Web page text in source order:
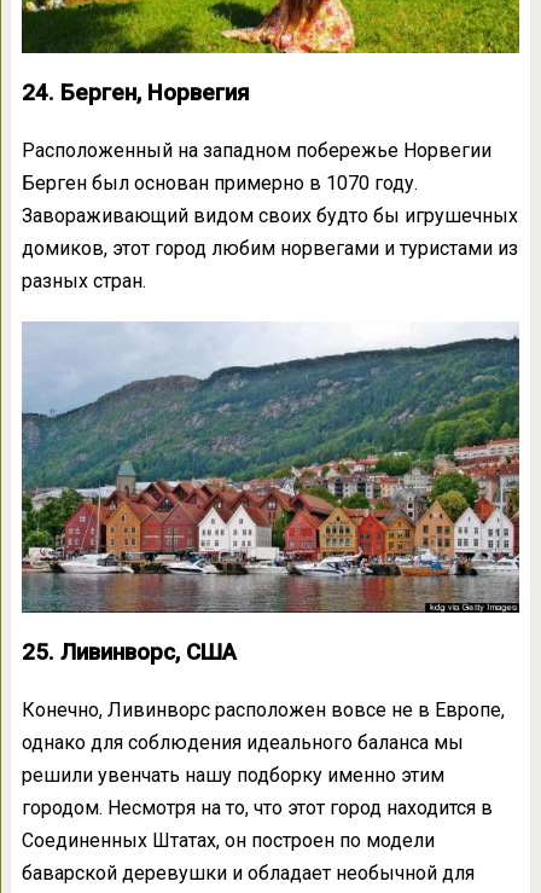
24. Берген, Норвегия
Расположенный на западном побережье Норвегии
Берген был основан примерно в 1070 году.
Завораживающий видом своих будто бы игрушечных
домиков, этот город любим норвегами и туристами из
разных стран.
25. Ливинворс, США
Конечно, Ливинворс расположен вовсе не в Европе,
однако для соблюдения идеального баланса мы
решили увенчать нашу подборку именно этим
городом. Несмотря на то, что этот город находится в
Соединенных Штатах, он построен по модели
баварской деревушки и обладает необычной для